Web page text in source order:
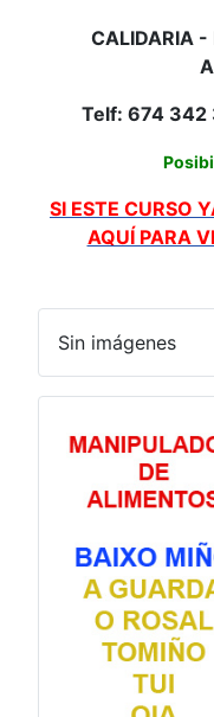
CALIDARIA -
Telf: 674 342
SI ESTE CURSO
AQUÍ PARA
Sin imágenes